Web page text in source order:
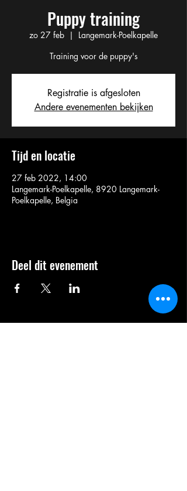
Puppy training
zo 27 feb
  |
Langemark-Poelkapelle
Training voor de puppy's
Registratie is afgesloten
Andere evenementen bekijken
Tijd en locatie
27 feb 2022, 14:00
Langemark-Poelkapelle, 8920 Langemark-
Poelkapelle, Belgia
Deel dit evenement